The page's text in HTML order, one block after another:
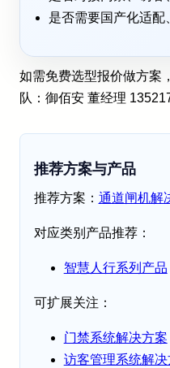
是否需要国产化适
如需免费选型报价做方案
队：御佰安 董经理
推荐方案与产品
推荐方案： 通道闸机解
对应类别产品推荐：
智慧人行系列产品
可扩展关注：
门禁系统解决方案
访客管理系统解决